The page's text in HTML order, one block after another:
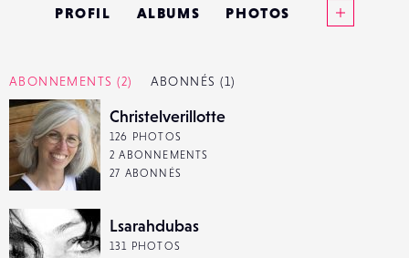
PROFIL ALBUMS PHOTOS
ABONNEMENTS (2) ABONNÉS (1)
Christelverillotte
126 PHOTOS
2 ABONNEMENTS
27 ABONNÉS
Lsarahdubas
131 PHOTOS